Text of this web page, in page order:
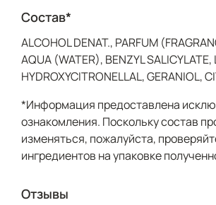
Состав*
ALCOHOL DENAT., PARFUM
AQUA (WATER), BENZYL SALICYLATE,
HYDROXYCITRONELLAL, GERANIOL,
*Информация предоставлена
ознакомления. Поскольку состав
изменяться, пожалуйста,
ингредиентов на упаковке
Отзывы